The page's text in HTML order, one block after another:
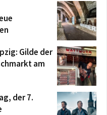
Gilde der
am
der 7.